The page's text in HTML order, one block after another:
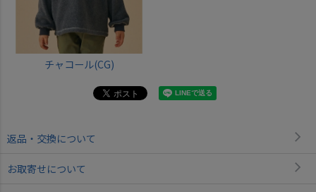
チャコール(CG)
返品・交換について
お取寄せについて